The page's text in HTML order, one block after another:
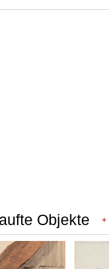
Objekte +